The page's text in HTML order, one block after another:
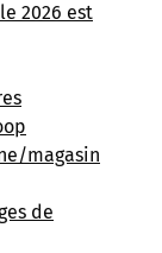
2026 est
magasin
de